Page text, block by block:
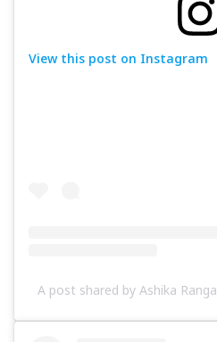
View this post on Instagram
A post shared by Ashika